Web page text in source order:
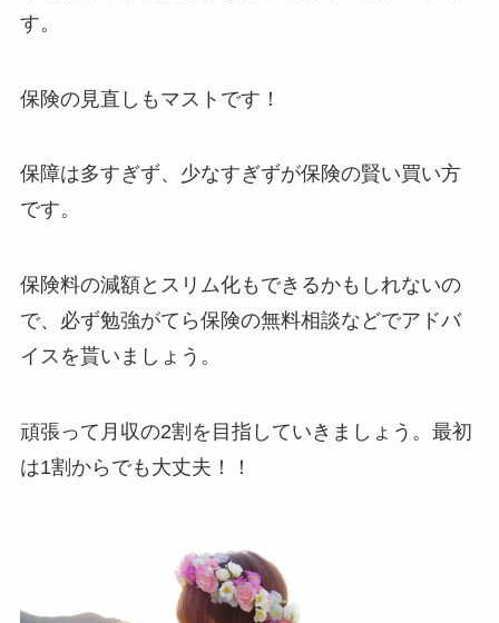
す。
保険の見直しもマストです！
保障は多すぎず、少なすぎずが保険の賢い買い方
です。
保険料の減額とスリム化もできるかもしれないの
で、必ず勉強がてら保険の無料相談などでアドバ
イスを貰いましょう。
頑張って月収の2割を目指していきましょう。最初
は1割からでも大丈夫！！